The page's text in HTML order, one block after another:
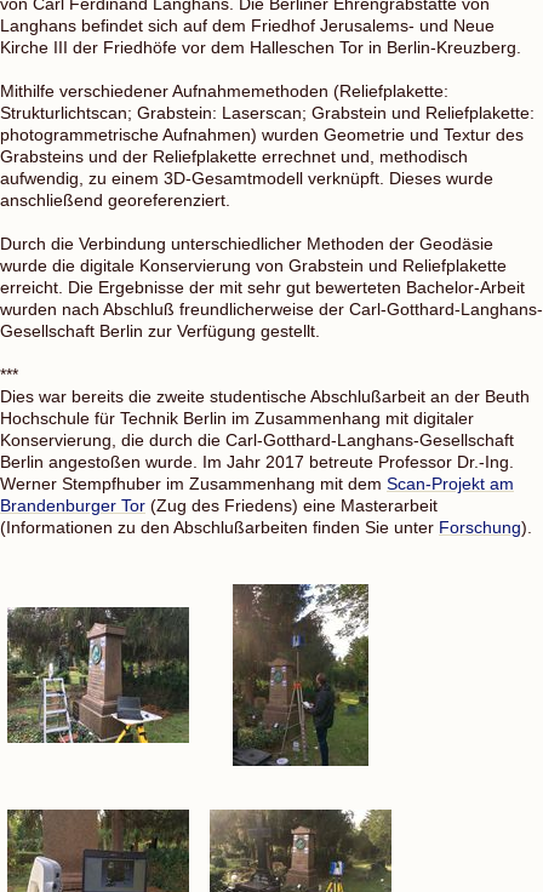
Langhans befindet sich auf dem Friedhof Jerusalems- und Neue
Kirche III der Friedhöfe vor dem Halleschen Tor in Berlin-Kreuzberg.
Mithilfe verschiedener Aufnahmemethoden (Reliefplakette:
Strukturlichtscan; Grabstein: Laserscan; Grabstein und Reliefplakette:
photogrammetrische Aufnahmen) wurden Geometrie und Textur des
Grabsteins und der Reliefplakette errechnet und, methodisch
aufwendig, zu einem 3D-Gesamtmodell verknüpft. Dieses wurde
anschließend georeferenziert.
Durch die Verbindung unterschiedlicher Methoden der Geodäsie
wurde die digitale Konservierung von Grabstein und Reliefplakette
erreicht. Die Ergebnisse der mit sehr gut bewerteten Bachelor-Arbeit
wurden nach Abschluß freundlicherweise der Carl-Gotthard-Langhans-
Gesellschaft Berlin zur Verfügung gestellt.
***
Dies war bereits die zweite studentische Abschlußarbeit an der Beuth
Hochschule für Technik Berlin im Zusammenhang mit digitaler
Konservierung, die durch die Carl-Gotthard-Langhans-Gesellschaft
Berlin angestoßen wurde. Im Jahr 2017 betreute Professor Dr.-Ing.
Werner Stempfhuber im Zusammenhang mit dem Scan-Projekt am
Brandenburger Tor (Zug des Friedens) eine Masterarbeit
(Informationen zu den Abschlußarbeiten finden Sie unter Forschung).